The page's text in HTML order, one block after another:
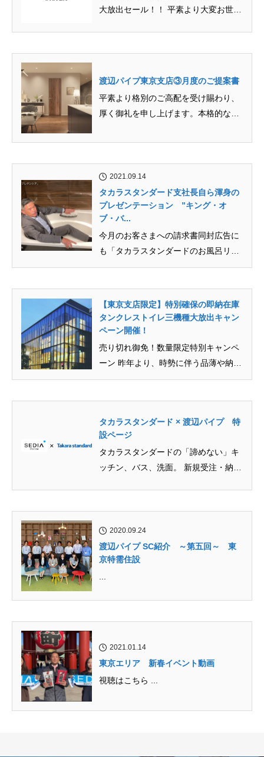
大放出セール！！ 平素より大変お世話
渡辺パイプ東京支店③月度のご提案書
平素より格別のご高配を受け賜わり、
厚く御礼を申し上げます。本格的な建
2021.09.14
タカラスタンダード支社長自ら渾身の
プレゼンテーション ”キング・オ
ブ・バ...
今月のお客さまへの請求書同封広告に
も「タカラスタンダードのお風呂リフ
ォームなら、浴室がもっと広くなる...
【東京支店限定】特別確保の即納在庫
タンクレストイレ三機種大放出キャン
ペーン開催！
売り切れ御免！数量限定特別キャンペ
ーン 昨年より、時勢に伴う品薄や納期
遅れにて、ご迷惑をお掛けしてい...
タカラスタンダード × 渡辺パイプ 特
設ページ
タカラスタンダードの「諦めない」キ
ッチン、バス、洗面。 新規受注・納期
2020.09.24
渡辺パイプ SC紹介 ～第五回～ 東
京特需住設
...
2021.01.14
東京エリア 新春イベント動画
視聴はこちら ...